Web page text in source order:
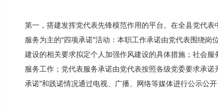
第一，搭建发挥党代表先锋模范作用的平台。在全县党代
服务为主的“四项承诺”活动：本职工作承诺由党代表围绕
建设的相关要求拟定个人加强作风建设的具体措施；社会
服务工作；党代表服务承诺由党代表按照各级党委要求承
承诺”和践诺情况通过电视、广播、网络等媒体进行公示公